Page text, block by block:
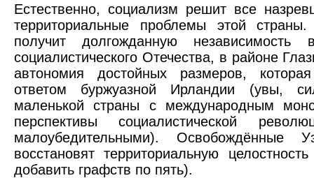
Естественно, социализм решит все
территориальные проблемы этой
получит долгожданную независимость
социалистического Отечества, в районе
автономия достойных размеров,
ответом буржуазной Ирландии (увы,
маленькой страны с международным
перспективы социалистической
малоубедительными). Освобождённые
восстановят территориальную
добавить графств по пять).